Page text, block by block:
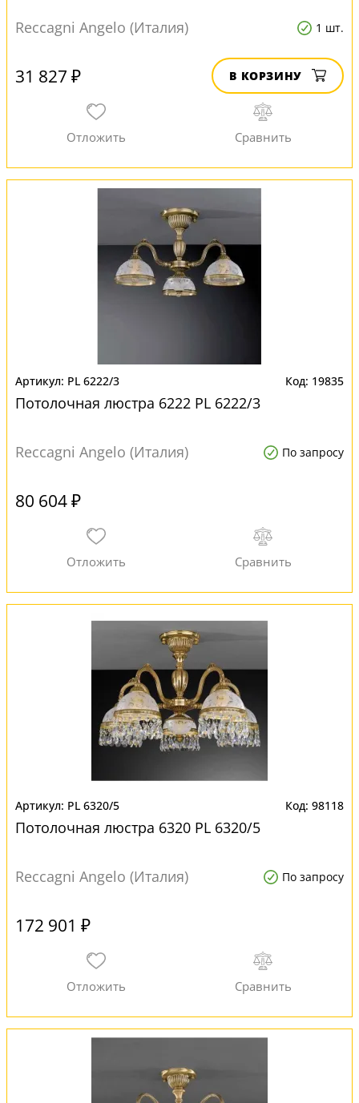
Reccagni Angelo (Италия) 1 шт.
31 827 ₽ В КОРЗИНУ
PL 6222/3 19835
Потолочная люстра 6222 PL 6222/3
Reccagni Angelo (Италия) По запросу
80 604 ₽
PL 6320/5 98118
Потолочная люстра 6320 PL 6320/5
Reccagni Angelo (Италия) По запросу
172 901 ₽